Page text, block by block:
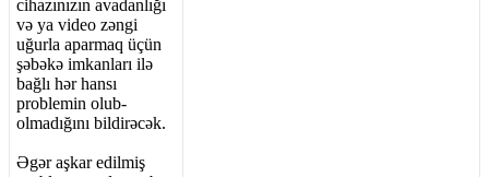
cihazınızın avadanlığı
və ya video zəngi
uğurla aparmaq üçün
şəbəkə imkanları ilə
bağlı hər hansı
problemin olub-
olmadığını bildirəcək.
Əgər aşkar edilmiş